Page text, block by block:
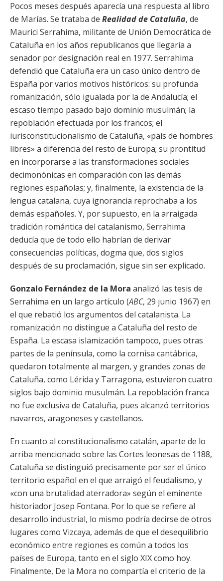
Pocos meses después aparecía una respuesta al libro
de Marías. Se trataba de Realidad de Cataluña, de
Maurici Serrahima, militante de Unión Democrática de
Cataluña en los años republicanos que llegaría a
senador por designación real en 1977. Serrahima
defendió que Cataluña era un caso único dentro de
España por varios motivos históricos: su profunda
romanización, sólo igualada por la de Andalucía; el
escaso tiempo pasado bajo dominio musulmán; la
repoblación efectuada por los francos; el
iurisconstitucionalismo de Cataluña, «país de hombres
libres» a diferencia del resto de Europa; su prontitud
en incorporarse a las transformaciones sociales
decimonónicas en comparación con las demás
regiones españolas; y, finalmente, la existencia de la
lengua catalana, cuya ignorancia reprochaba a los
demás españoles. Y, por supuesto, en la arraigada
tradición romántica del catalanismo, Serrahima
deducía que de todo ello habrían de derivar
consecuencias políticas, dogma que, dos siglos
después de su proclamación, sigue sin ser explicado.
Gonzalo Fernández de la Mora analizó las tesis de
Serrahima en un largo artículo (ABC, 29 junio 1967) en
el que rebatió los argumentos del catalanista. La
romanización no distingue a Cataluña del resto de
España. La escasa islamización tampoco, pues otras
partes de la península, como la cornisa cantábrica,
quedaron totalmente al margen, y grandes zonas de
Cataluña, como Lérida y Tarragona, estuvieron cuatro
siglos bajo dominio musulmán. La repoblación franca
no fue exclusiva de Cataluña, pues alcanzó territorios
navarros, aragoneses y castellanos.
En cuanto al constitucionalismo catalán, aparte de lo
arriba mencionado sobre las Cortes leonesas de 1188,
Cataluña se distinguió precisamente por ser el único
territorio español en el que arraigó el feudalismo, y
«con una brutalidad aterradora» según el eminente
historiador Josep Fontana. Por lo que se refiere al
desarrollo industrial, lo mismo podría decirse de otros
lugares como Vizcaya, además de que el desequilibrio
económico entre regiones es común a todos los
países de Europa, tanto en el siglo XIX como hoy.
Finalmente, De la Mora no compartía el criterio de la